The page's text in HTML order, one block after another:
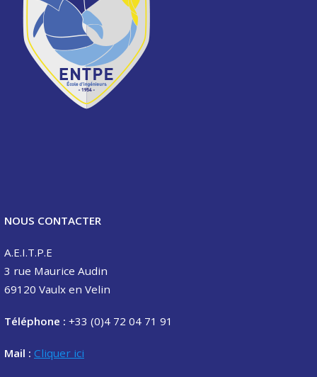
NOUS CONTACTER
A.E.I.T.P.E
3 rue Maurice Audin
69120 Vaulx en Velin
Téléphone : +33 (0)4 72 04 71 91
Mail : Cliquer ici